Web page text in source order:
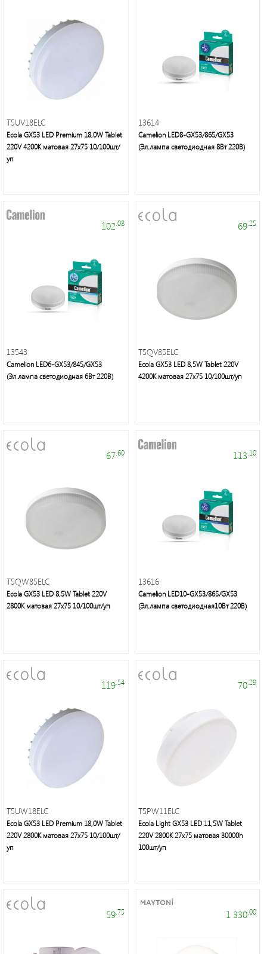
праздничное
освещение,
электротовары
оборудование
Светодиодные
светильники
Voltum
Электротехнические
товары
Maytoni
T5UV18ELC
Ecola GX53 LED Premium 18,0W Tablet
220V 4200K матовая 27x75 10/100шт/
уп
13614
Camelion LED8-GX53/865/GX53
(Эл.лампа светодиодная 8Вт 220В)
102 .08
13543
Camelion LED6-GX53/845/GX53
(Эл.лампа светодиодная 6Вт 220В)
69.25
T5QV85ELC
Ecola GX53 LED 8,5W Tablet 220V
4200K матовая 27x75 10/100шт/уп
67.60
T5QW85ELC
Ecola GX53 LED 8,5W Tablet 220V
2800K матовая 27x75 10/100шт/уп
113 .10
13616
Camelion LED10-GX53/865/GX53
(Эл.лампа светодиодная10Вт 220В)
119 .54
T5UW18ELC
Ecola GX53 LED Premium 18,0W Tablet
220V 2800K матовая 27x75 10/100шт/
уп
70.29
T5PW11ELC
Ecola Light GX53 LED 11,5W Tablet
220V 2800K 27x75 матовая 30000h
100шт/уп
59.75 1 330.00